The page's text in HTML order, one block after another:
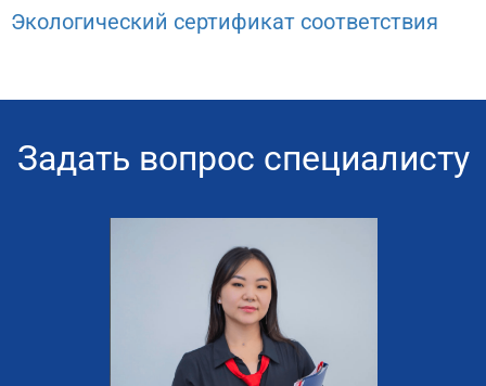
Экологический сертификат соответствия
Задать вопрос специалисту